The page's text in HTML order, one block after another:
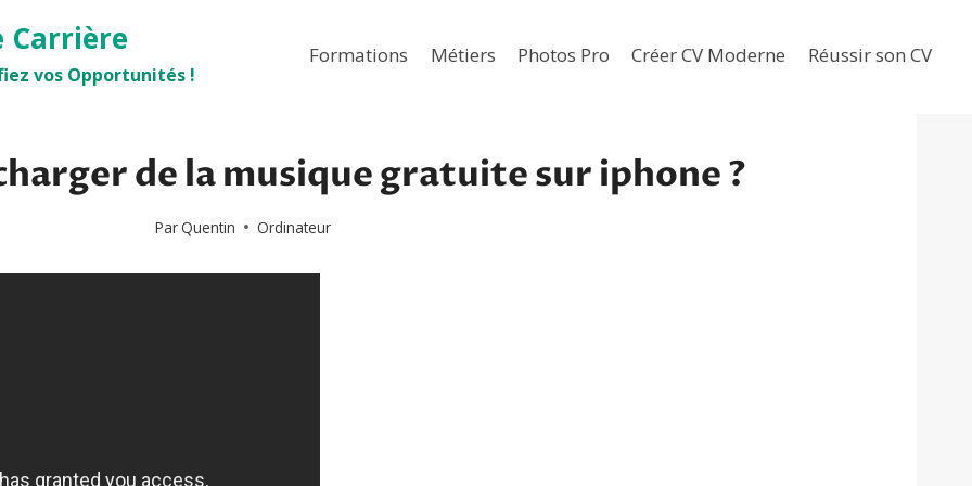
Carrière
vos Opportunités !
Formations Métiers Photos Pro Créer CV Moderne Réussir son CV
de la musique gratuite sur iphone ?
ParQuentin Ordinateur